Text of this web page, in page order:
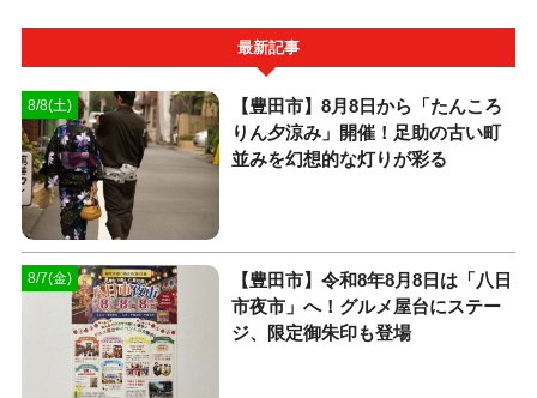
最新記事
8/8(土)
【豊田市】8月8日から「たんころ
りん夕涼み」開催！足助の古い町
並みを幻想的な灯りが彩る
8/7(金)
【豊田市】令和8年8月8日は「八日
市夜市」へ！グルメ屋台にステー
ジ、限定御朱印も登場